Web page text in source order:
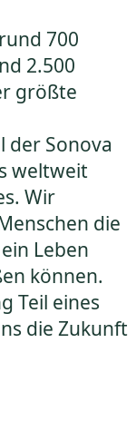
700
2.500
größte
der Sonova
weltweit
Wir
die
Leben
können.
Teil eines
die Zukunft